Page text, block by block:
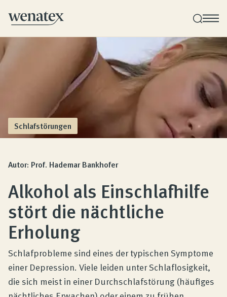
Wenatex Schlafberatung
Produktberatung zu Hause, im Store oder online!
Produkte
Qualität und Garantie
Kundenbewertungen
Produktberatung
Unternehmen
Schlafstörungen
Autor: Prof. Hademar Bankhofer
Alkohol als Einschlafhilfe
stört die nächtliche
Erholung
Schlafprobleme sind eines der typischen Symptome
einer Depression. Viele leiden unter Schlaflosigkeit,
die sich meist in einer Durchschlafstörung (häufiges